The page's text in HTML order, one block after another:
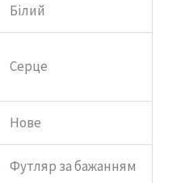
Білий
Серце
Нове
Футляр за бажанням